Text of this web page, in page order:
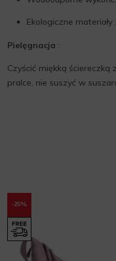
Ekologiczne
Pielęgnacja :
Czyścić miękką ściereczką
pralce, nie suszyć w
-25%